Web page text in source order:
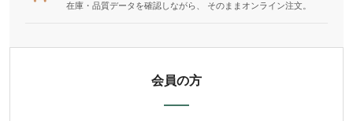
在庫・品質データを確認しながら、 そのままオンライン注文。
会員の方